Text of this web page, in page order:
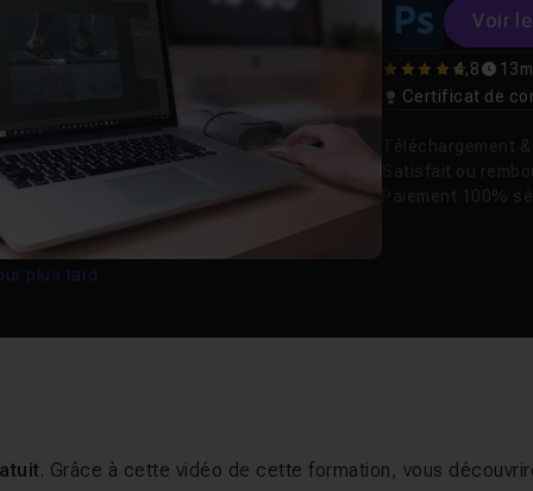
plus tard
Voir
4.7647058823529
4,8
Certificat de
. Grâce à cette vidéo de cette formation, vous